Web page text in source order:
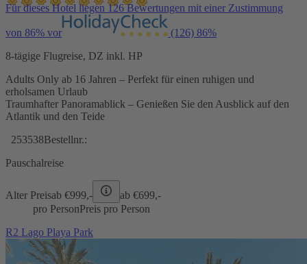
Für dieses Hotel liegen 126 Bewertungen mit einer Zustimmung
von 86% vor (126) 86%
8-tägige Flugreise, DZ inkl. HP
Adults Only ab 16 Jahren – Perfekt für einen ruhigen und
erholsamen Urlaub
Traumhafter Panoramablick – Genießen Sie den Ausblick auf den
Atlantik und den Teide
253538Bestellnr.:
Pauschalreise
Alter Preisab €999,- ab €699,-
pro PersonPreis pro Person
R2 Lago Playa Park